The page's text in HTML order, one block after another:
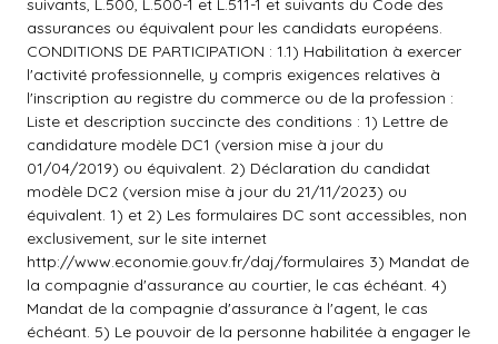
suivants, L.500, L.500-1 et L.511-1 et suivants du Code des
assurances ou équivalent pour les candidats européens.
CONDITIONS DE PARTICIPATION : 1.1) Habilitation à exercer
l'activité professionnelle, y compris exigences relatives à
l'inscription au registre du commerce ou de la profession :
Liste et description succincte des conditions : 1) Lettre de
candidature modèle DC1 (version mise à jour du
01/04/2019) ou équivalent. 2) Déclaration du candidat
modèle DC2 (version mise à jour du 21/11/2023) ou
équivalent. 1) et 2) Les formulaires DC sont accessibles, non
exclusivement, sur le site internet
http://www.economie.gouv.fr/daj/formulaires 3) Mandat de
la compagnie d'assurance au courtier, le cas échéant. 4)
Mandat de la compagnie d'assurance à l'agent, le cas
échéant. 5) Le pouvoir de la personne habilitée à engager le